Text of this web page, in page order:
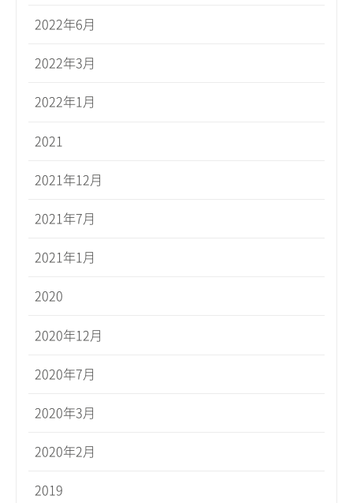
2022年6月
2022年3月
2022年1月
2021
2021年12月
2021年7月
2021年1月
2020
2020年12月
2020年7月
2020年3月
2020年2月
2019